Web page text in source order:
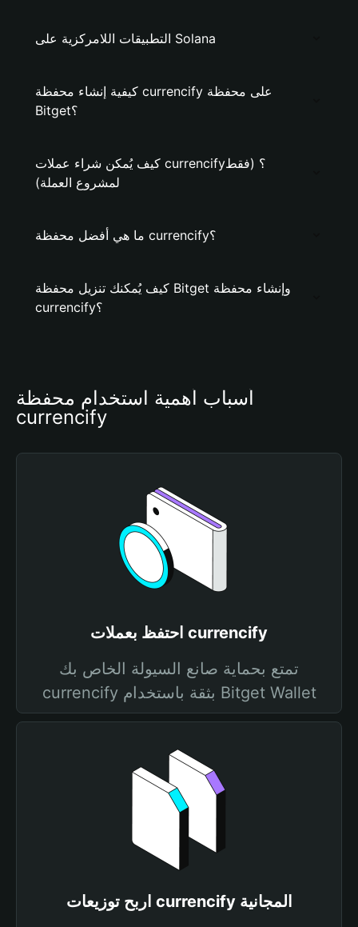
التطبيقات اللامركزية على Solana
كيفية إنشاء محفظة currencify على محفظة
Bitget؟
كيف يُمكن شراء عملات currencify؟ (فقط
لمشروع العملة)
ما هي أفضل محفظة currencify؟
كيف يُمكنك تنزيل محفظة Bitget وإنشاء محفظة
currencify؟
أسباب أهمية استخدام محفظة
currencify
احتفظ بعملات currencify
تمتع بحماية صانع السيولة الخاص بك
currencify بثقة باستخدام Bitget Wallet
اربح توزيعات currencify المجانية